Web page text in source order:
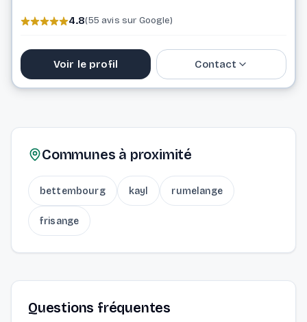
4.8(55 avis sur Google)
Voir le profil Contact
Website
Communes à proximité
bettembourg kayl rumelange
frisange
Questions fréquentes